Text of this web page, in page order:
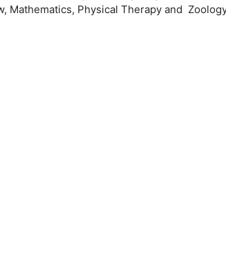
Mathematics, Physical Therapy and